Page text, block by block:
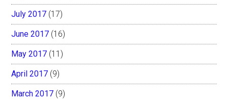
July 2017 (17)
June 2017 (16)
May 2017 (11)
April 2017 (9)
March 2017 (9)